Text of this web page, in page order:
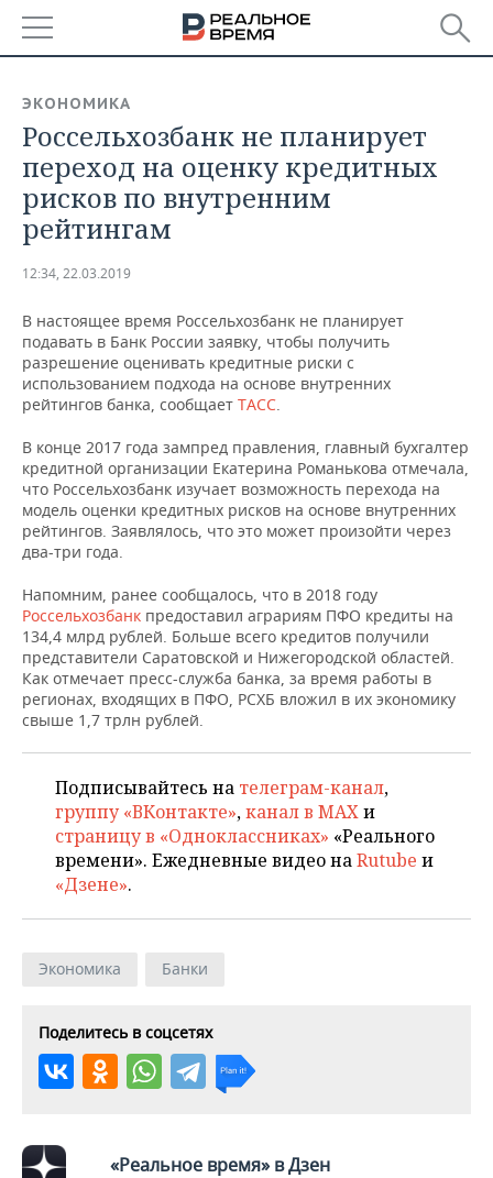
БАШКОРТОСТАН
ТАТАРСТАН
УДМУРТИЯ
НОВОСТИ
АНАЛИТИКА
НОВОСТИ АНАЛИТИКИ
ДЕКЛАРАЦИИ О ДОХОДАХ
КОРОЛИ ГОСЗАКАЗА ПФО
ВУЗЫ ТАТАРСТАНА
ТОРГОВЫЕ ЦЕНТРЫ
ТАТАРСТАНА
ЭКОНОМИКА
НОВОСТИ ЭКОНОМИКИ
ФИНАНСЫ
БАНКИ
ИНВЕСТИЦИИ
ПРОМЫШЛЕННОСТЬ
НОВОСТИ
ПРОМЫШЛЕННОСТИ
АГРОПРОМ
МАШИНОСТРОЕНИЕ
НЕФТЕХИМИЯ
НЕФТЬ
ОПК
ЭНЕРГЕТИКА
НЕДВИЖИМОСТЬ
НОВОСТИ НЕДВИЖИМОСТИ
АВТО
НОВОСТИ БИЗНЕСА
РОЗНИЧНАЯ ТОРГОВЛЯ
ТРАНСПОРТ
УСЛУГИ
ТЕХНОЛОГИИ
НОВОСТИ ТЕХНОЛОГИЙ
IT
МЕДИА
ТЕЛЕКОММУНИКАЦИИ
МЕРОПРИЯТИЯ
НОВОСТИ МЕРОПРИЯТИЙ
ВЫЕЗДНАЯ РЕДАКЦИЯ
БИЗНЕС-БРАНЧИ
ONLINE-КОНФЕРЕНЦИИ
ОТКРЫТАЯ ЛЕКЦИЯ
СПОРТ
НОВОСТИ СПОРТА
ФУТБОЛ
БАСКЕТБОЛ
ВОЛЕЙБОЛ
КИБЕРСПОРТ
ХОККЕЙ С МЯЧОМ
ОБЩЕСТВО
НОВОСТИ ОБЩЕСТВА
ИНФРАСТРУКТУРА
ИСТОРИЯ
КУЛЬТУРА
ПРОИСШЕСТВИЯ
ФОТОГАЛЕРЕЯ
СПРАВОЧНИК
СПИСОК ПЕРСОН
СПИСОК КОМПАНИЙ
ПОЛНАЯ ВЕРСИЯ
ЭКОНОМИКА
Россельхозбанк не планирует
переход на оценку кредитных
рисков по внутренним
рейтингам
12:34, 22.03.2019
В настоящее время Россельхозбанк не планирует
подавать в Банк России заявку, чтобы получить
разрешение оценивать кредитные риски с
использованием подхода на основе внутренних
рейтингов банка, сообщает ТАСС.
В конце 2017 года зампред правления, главный бухгалтер
кредитной организации Екатерина Романькова отмечала,
что Россельхозбанк изучает возможность перехода на
модель оценки кредитных рисков на основе внутренних
рейтингов. Заявлялось, что это может произойти через
два-три года.
Напомним, ранее сообщалось, что в 2018 году
Россельхозбанк предоставил аграриям ПФО кредиты на
134,4 млрд рублей. Больше всего кредитов получили
представители Саратовской и Нижегородской областей.
Как отмечает пресс-служба банка, за время работы в
регионах, входящих в ПФО, РСХБ вложил в их экономику
свыше 1,7 трлн рублей.
Подписывайтесь на телеграм-канал,
группу «ВКонтакте»,канал в MAXи
страницу в «Одноклассниках» «Реального
времени». Ежедневные видео наRutube и
«Дзене».
Экономика Банки
Поделитесь в соцсетях
«Реальное время» в Дзен